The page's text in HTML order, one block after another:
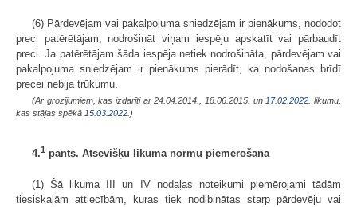
(6) Pārdevējam vai pakalpojuma sniedzējam ir pienākums, nododot
preci patērētājam, nodrošināt viņam iespēju apskatīt vai pārbaudīt
preci. Ja patērētājam šāda iespēja netiek nodrošināta, pārdevējam vai
pakalpojuma sniedzējam ir pienākums pierādīt, ka nodošanas brīdī
precei nebija trūkumu.
(Ar grozījumiem, kas izdarīti ar 24.04.2014., 18.06.2015. un17.02.2022. likumu,
kas stājas spēkā 15.03.2022.)
4.1 pants. Atsevišķu likuma normu piemērošana
(1) Šā likuma III un IV nodaļas noteikumi piemērojami tādām
tiesiskajām attiecībām, kuras tiek nodibinātas starp pārdevēju vai